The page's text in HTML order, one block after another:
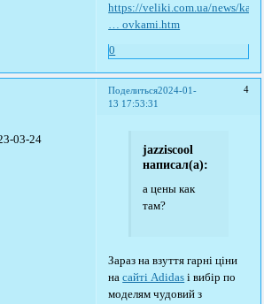
https://veliki.com.ua/news/
… ovkami.htm
0
Поделиться 4
2024-01-
13 17:53:31
03-24
jazziscool
написал(а):
а цены как
там?
Зараз на взуття гарні ціни
насайті Аdidas і вибір по
моделям чудовий з